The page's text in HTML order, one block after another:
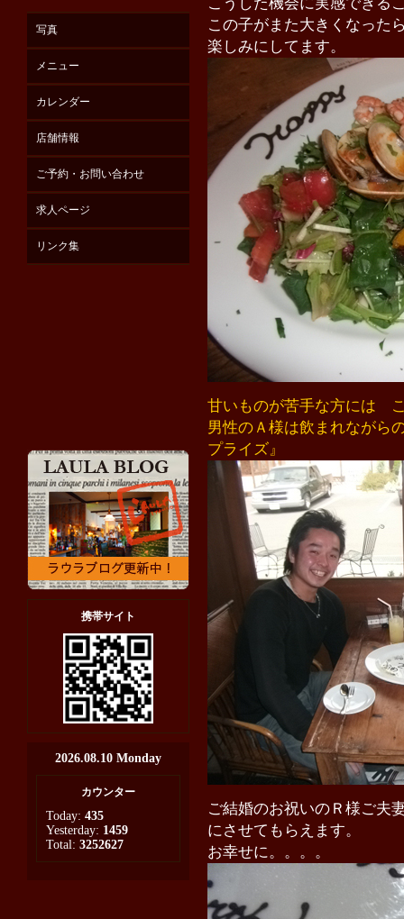
この子がまた大きくなった
楽しみにしてます。
甘いものが苦手な方には
男性のＡ様は飲まれながら
プライズ』
ご結婚のお祝いのＲ様ご
にさせてもらえます。
お幸せに。。。。
写真
メニュー
カレンダー
店舗情報
ご予約・お問い合わせ
求人ページ
リンク集
携帯サイト
2026.08.10 Monday
カウンター
Today: 435
Yesterday: 1459
Total: 3252627